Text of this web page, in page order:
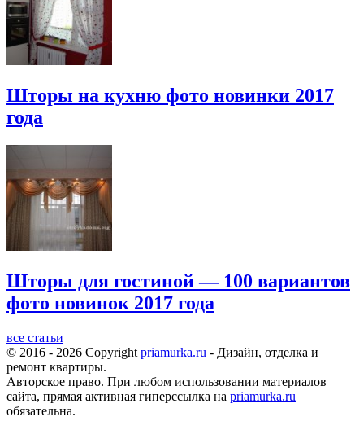
Шторы на кухню фото новинки 2017
года
Шторы для гостиной — 100 вариантов
фото новинок 2017 года
все статьи
© 2016 - 2026 Copyright priamurka.ru - Дизайн, отделка и
ремонт квартиры.
Авторское право. При любом использовании материалов
сайта, прямая активная гиперссылка на priamurka.ru
обязательна.